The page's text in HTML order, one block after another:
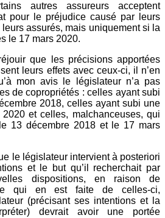
autres assureurs acceptent
pour le préjudice causé par leurs
assurés, mais uniquement si la
le 17 mars 2020.
que les précisions apportées
leurs effets avec ceux-ci, il n’en
mon avis le législateur n’a pas
de copropriétés : celles ayant subi
2018, celles ayant subi une
et celles, malchanceuses, qui
13 décembre 2018 et le 17 mars
le législateur intervient à posteriori
et le but qu’il recherchait par
dispositions, en raison de
qui en est faite de celles-ci,
(précisant ses intentions et la
devrait avoir une portée